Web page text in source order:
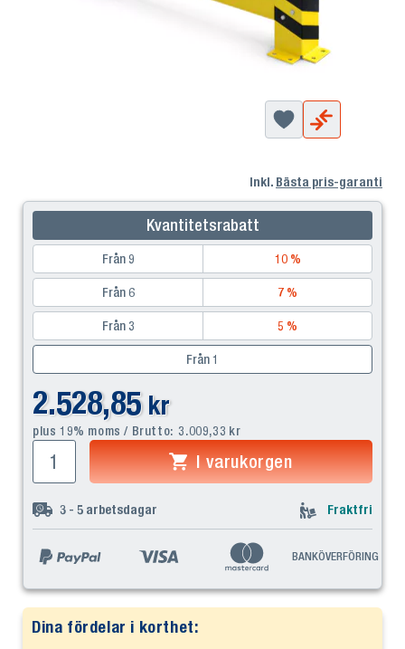
Inkl. Bästa pris-garanti
Kvantitetsrabatt
Från 9 10 %
Från 6 7 %
Från 3 5 %
Från 1
2.528,85 kr
plus 19% moms / Brutto: 3.009,33 kr
I varukorgen
3 - 5 arbetsdagar Fraktfri
BANKÖVERFÖRING
Dina fördelar i korthet: